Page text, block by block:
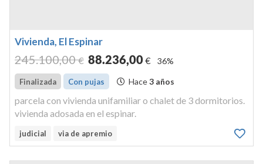
Vivienda, El Espinar
245.100,00 € 88.236,00€ 36%
Finalizada Con pujas Hace3 años
parcela con vivienda unifamiliar o chalet de 3 dormitorios.
vivienda adosada en el espinar.
judicial via de apremio